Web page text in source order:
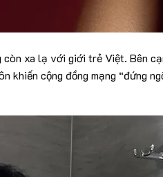
xa lạ với giới trẻ Việt. Bên
cộng đồng mạng “đứng